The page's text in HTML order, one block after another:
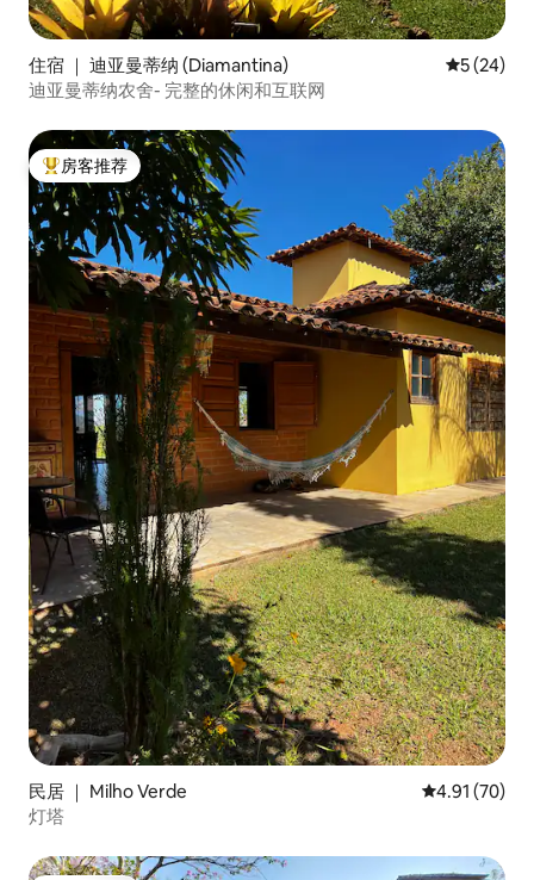
住宿 ｜ 迪亚曼蒂纳 (Diamantina) 平均评分
5 (24)
迪亚曼蒂纳农舍- 完整的休闲和互联网
热门「房客推荐」
房客推荐
民居 ｜ Milho Verde 平均评分
4.91 (70)
灯塔